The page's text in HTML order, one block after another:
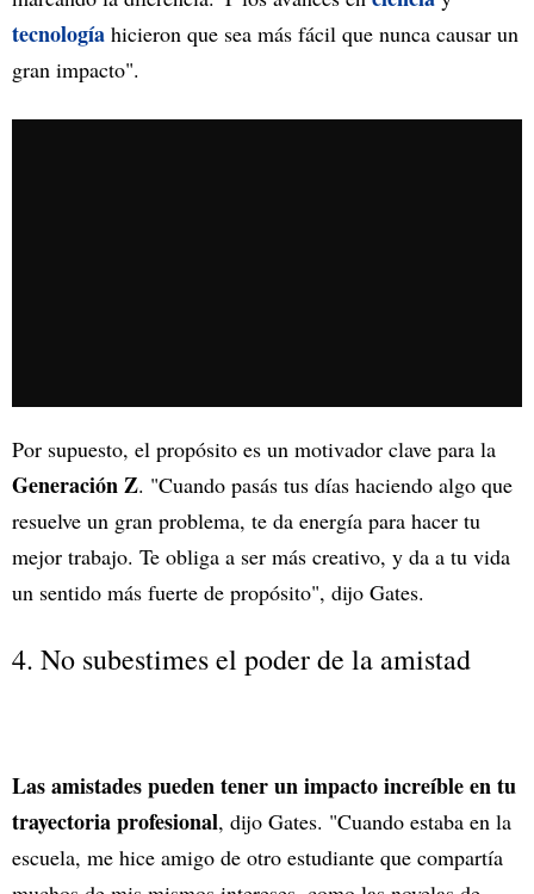
tecnología hicieron que sea más fácil que nunca causar un
gran impacto".
Por supuesto, el propósito es un motivador clave para la
Generación Z. "Cuando pasás tus días haciendo algo que
resuelve un gran problema, te da energía para hacer tu
mejor trabajo. Te obliga a ser más creativo, y da a tu vida
un sentido más fuerte de propósito", dijo Gates.
4. No subestimes el poder de la amistad
Las amistades pueden tener un impacto increíble en tu
trayectoria profesional, dijo Gates. "Cuando estaba en la
escuela, me hice amigo de otro estudiante que compartía